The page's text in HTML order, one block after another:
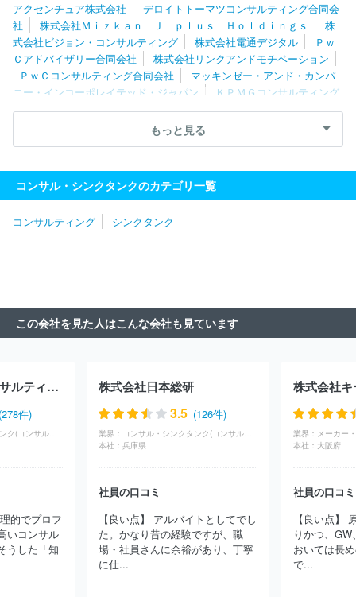
アクセンチュア株式会社
デロイトトーマツコンサルティング合同会
社
株式会社Ｍｉｚｋａｎ Ｊ ｐｌｕｓ Ｈｏｌｄｉｎｇｓ
株
式会社ビジョン・コンサルティング
株式会社電通デジタル
Ｐｗ
Ｃアドバイザリー合同会社
株式会社リンクアンドモチベーション
ＰｗＣコンサルティング合同会社
マッキンゼー・アンド・カンパ
ニー・インコーポレイテッド・ジャパン
ＫＰＭＧコンサルティング
株式会社
株式会社船井総合研究所
ＥＹストラテジー・アンド・
ボストン・コンサルティング・グループ
合同会社
マツ
株式会社マネジメントソリューションズ
ＷＤＢエウレカ株
式会社
株式会社リブ・コンサルティング
ストホールディングス株式会社
サルタント
株式会社武蔵野 株式会社ＣＳ－Ｃ
株式会社ローラ
ンド・ベルガー
株式会社ロックフィールド
式会社ダイレクトマーケティンググループ
株式会社ＩＧＰＩグルー
ググループ株式会社
ＳＢＣメディカルグループ株式会社
株式会
社スタイル・エッジ
株式会社リオ・ホールディングス
株式会社
ライズ・コンサルティング・グループ
株式会社フリースタイルエン
ターテイメント
株式会社カトープレジャーグループ
株式会社久
もっと見る
コンサル・シンクタンクのカテゴリ一覧
コンサルティング シンクタンク
この会社を見た人はこんな会社も見ています
株式会社日立コンサルティング
件)
的でプロフ
いコンサル
うした「知
株式会社日本総研
3.5 (126件)
業界：
本社： 兵庫県
社員の口コミ
【良い点】 アルバイトとしてでし
た。かなり昔の経験ですが、職
場・社員さんに余裕があり、丁寧
に仕...
株式会社
業界：
本社： 大阪府
社員の口コミ
【良い点】
りかつ、
おいては長
で...